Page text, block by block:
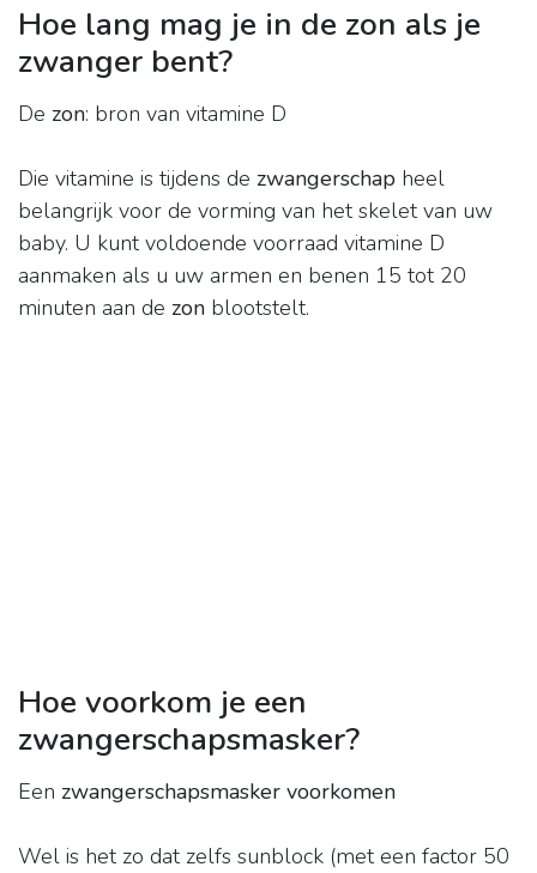
Hoe lang mag je in de zon als je
zwanger bent?
De zon: bron van vitamine D
Die vitamine is tijdens de zwangerschap heel
belangrijk voor de vorming van het skelet van uw
baby. U kunt voldoende voorraad vitamine D
aanmaken als u uw armen en benen 15 tot 20
minuten aan de zon blootstelt.
Hoe voorkom je een
zwangerschapsmasker?
Een zwangerschapsmasker voorkomen
Wel is het zo dat zelfs sunblock (met een factor 50